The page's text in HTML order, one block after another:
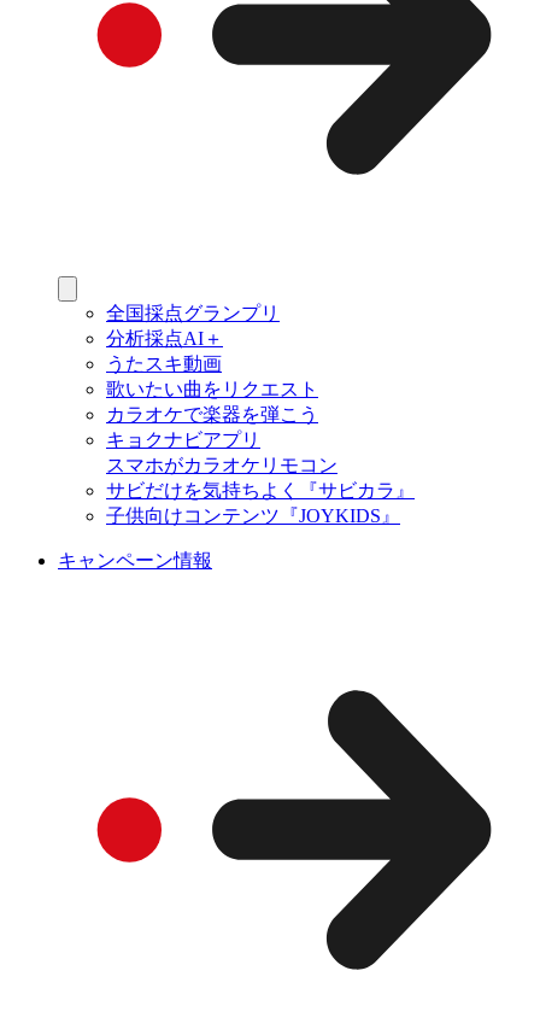
全国採点グランプリ
分析採点AI＋
うたスキ動画
歌いたい曲をリクエスト
カラオケで楽器を弾こう
キョクナビアプリ
スマホがカラオケリモコン
サビだけを気持ちよく『サビカラ』
子供向けコンテンツ『JOYKIDS』
キャンペーン情報